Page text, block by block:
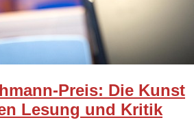
Preis: Die Kunst
Lesung und Kritik